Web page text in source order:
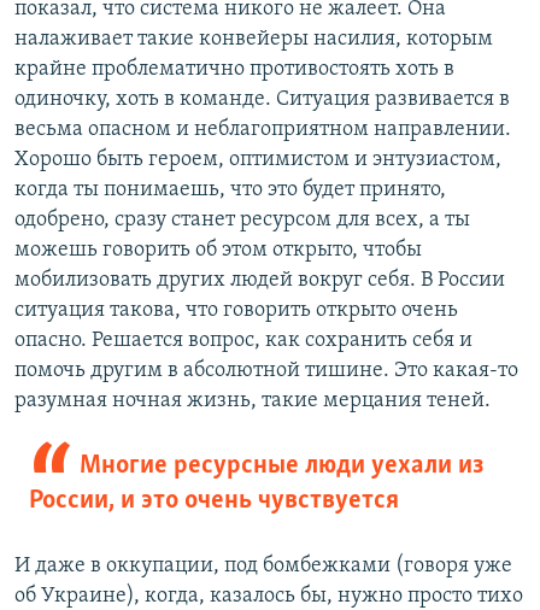
показал, что система никого не жалеет. Она
налаживает такие конвейеры насилия, которым
крайне проблематично противостоять хоть в
одиночку, хоть в команде. Ситуация развивается в
весьма опасном и неблагоприятном направлении.
Хорошо быть героем, оптимистом и энтузиастом,
когда ты понимаешь, что это будет принято,
одобрено, сразу станет ресурсом для всех, а ты
можешь говорить об этом открыто, чтобы
мобилизовать других людей вокруг себя. В России
ситуация такова, что говорить открыто очень
опасно. Решается вопрос, как сохранить себя и
помочь другим в абсолютной тишине. Это какая-то
разумная ночная жизнь, такие мерцания теней.
Многие ресурсные люди уехали из
России, и это очень чувствуется
И даже в оккупации, под бомбежками (говоря уже
об Украине), когда, казалось бы, нужно просто тихо